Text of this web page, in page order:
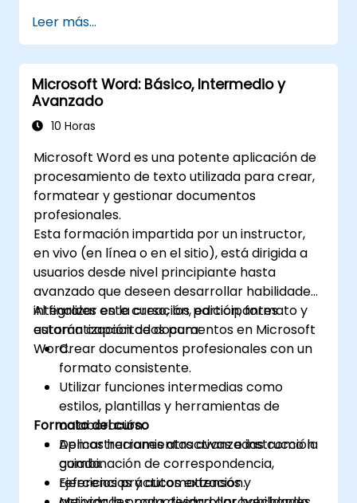
Leer más...
Microsoft Word: Básico, Intermedio y
Avanzado
10 Horas
Microsoft Word es una potente aplicación de
procesamiento de texto utilizada para crear,
formatear y gestionar documentos
profesionales.
Esta formación impartida por un instructor,
en vivo (en línea o en el sitio), está dirigida a
usuarios desde nivel principiante hasta
avanzado que deseen desarrollar habilidades
integrales en la creación, edición, formato y
automatización de documentos en Microsoft
Word.
Al finalizar este curso, los participantes
estarán capacitados para:
Crear documentos profesionales con un
formato consistente.
Utilizar funciones intermedias como
estilos, plantillas y herramientas de
colaboración.
Aplicar herramientas avanzadas como la
combinación de correspondencia,
referencias y automatización.
Formato del curso
Demostraciones atractivas e instrucción
guiada.
Ejercicios prácticos extensos y